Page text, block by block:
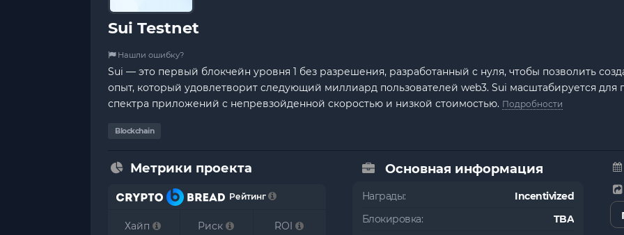
Sui Testnet
Нашли ошибку?
Sui — это первый блокчейн уровня 1 без разрешения, разработанный с нуля, чтобы позволить
опыт, который удовлетворит следующий миллиард пользователей web3. Sui масштабируется
спектра приложений с непревзойденной скоростью и низкой стоимостью. Подробности
Blockchain
Метрики проекта
Рейтинг
Хайп
Риск
ROI
Основная информация
Награды:
Incentivized
Блокировка:
TBA